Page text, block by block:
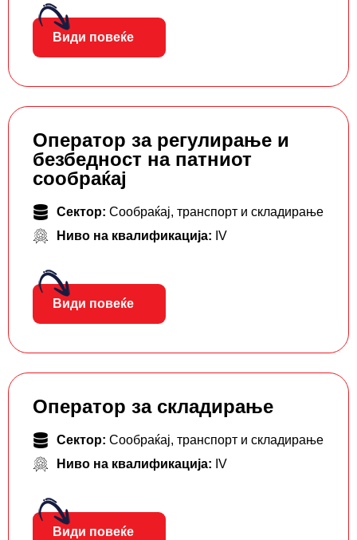
Види повеќе
Оператор за регулирање и
безбедност на патниот
сообраќај
Сектор: Сообраќај, транспорт и складирање
Ниво на квалификација: IV
Види повеќе
Оператор за складирање
Сектор: Сообраќај, транспорт и складирање
Ниво на квалификација: IV
Види повеќе